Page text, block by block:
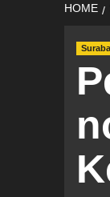
HOME